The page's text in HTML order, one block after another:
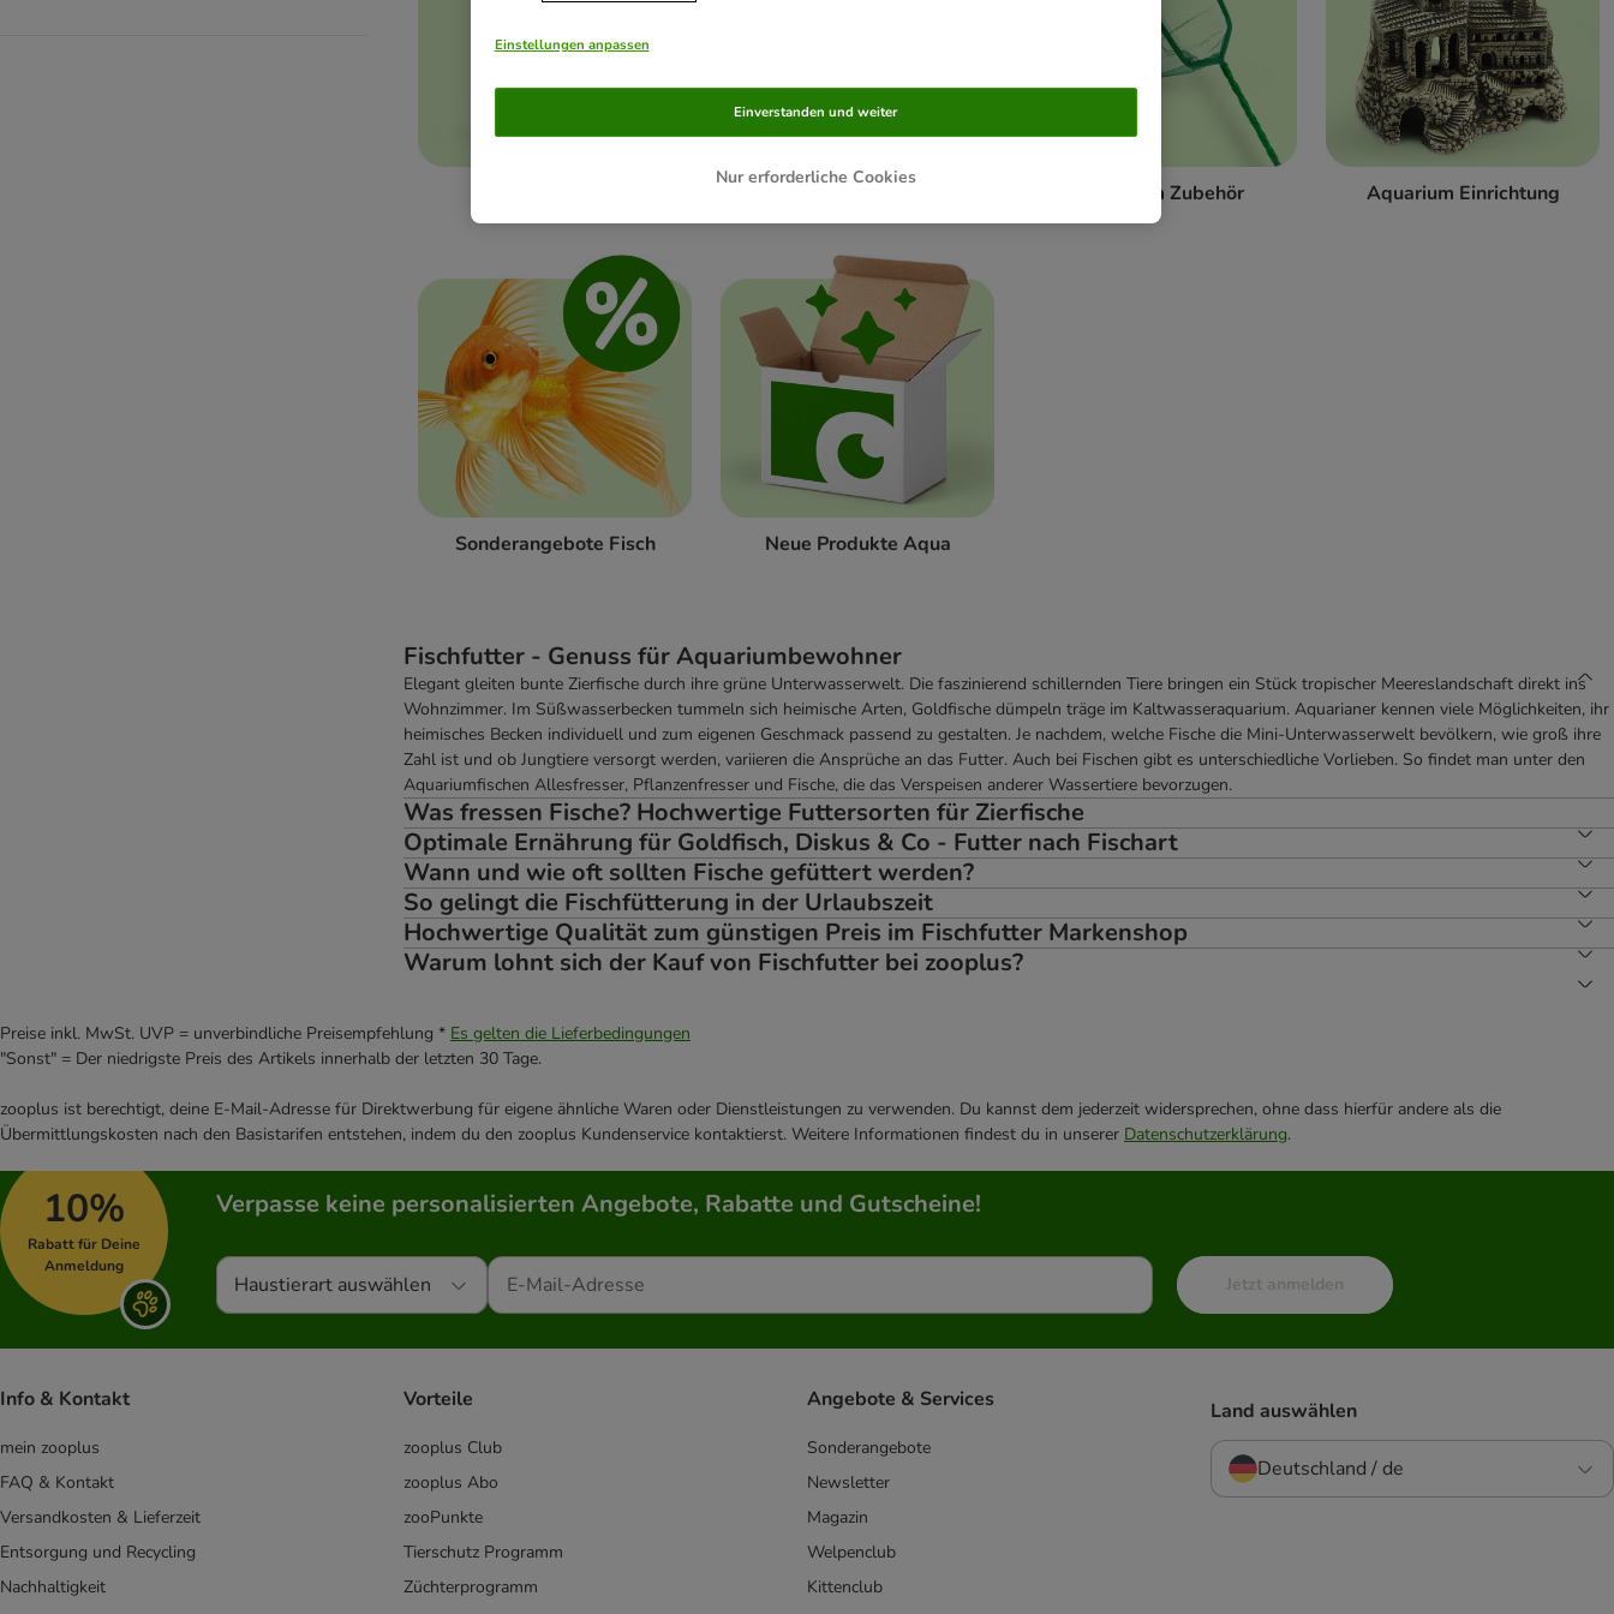
Aquarium Zubehör Aquarium Einrichtung
Sonderangebote Fisch Neue Produkte Aqua
Fischfutter - Genuss für Aquariumbewohner
Elegant gleiten bunte Zierfische durch ihre grüne Unterwasserwelt. Die faszinierend schillernden Tiere bringen ein Stück tropischer Meereslandschaft direkt ins
Wohnzimmer. Im Süßwasserbecken tummeln sich heimische Arten, Goldfische dümpeln träge im Kaltwasseraquarium. Aquarianer kennen viele Möglichkeiten, ihr
heimisches Becken individuell und zum eigenen Geschmack passend zu gestalten. Je nachdem, welche Fische die Mini-Unterwasserwelt bevölkern, wie groß ihre
Zahl ist und ob Jungtiere versorgt werden, variieren die Ansprüche an das Futter. Auch bei Fischen gibt es unterschiedliche Vorlieben. So findet man unter den
Aquariumfischen Allesfresser, Pflanzenfresser und Fische, die das Verspeisen anderer Wassertiere bevorzugen.
Was fressen Fische? Hochwertige Futtersorten für Zierfische
Optimale Ernährung für Goldfisch, Diskus & Co - Futter nach Fischart
Wann und wie oft sollten Fische gefüttert werden?
So gelingt die Fischfütterung in der Urlaubszeit
Hochwertige Qualität zum günstigen Preis im Fischfutter Markenshop
Warum lohnt sich der Kauf von Fischfutter bei zooplus?
Preise inkl. MwSt. UVP = unverbindliche Preisempfehlung * Es gelten die Lieferbedingungen
"Sonst" = Der niedrigste Preis des Artikels innerhalb der letzten 30 Tage.
zooplus ist berechtigt, deine E-Mail-Adresse für Direktwerbung für eigene ähnliche Waren oder Dienstleistungen zu verwenden. Du kannst dem jederzeit widersprechen, ohne dass hierfür andere als die
Übermittlungskosten nach den Basistarifen entstehen, indem du den zooplus Kundenservice kontaktierst. Weitere Informationen findest du in unserer Datenschutzerklärung.
10%
Rabatt für Deine
Anmeldung
Verpasse keine personalisierten Angebote, Rabatte und Gutscheine!
Haustierart auswählen Jetzt anmelden
Info & Kontakt
mein zooplus
FAQ & Kontakt
Versandkosten & Lieferzeit
Entsorgung und Recycling
Nachhaltigkeit
Vorteile
zooplus Club
zooplus Abo
zooPunkte
Tierschutz Programm
Züchterprogramm
Angebote & Services
Sonderangebote
Newsletter
Magazin
Welpenclub
Kittenclub
Land auswählen
Deutschland / de
Einstellungen anpassen
Nur erforderliche Cookies
Einverstanden und weiter